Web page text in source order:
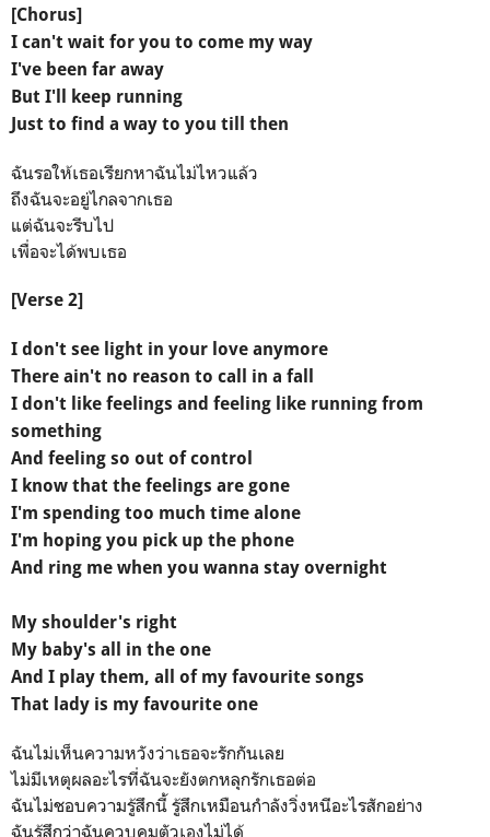
[Chorus]
I can't wait for you to come my way
I've been far away
But I'll keep running
Just to find a way to you till then
ฉันรอให้เธอเรียกหาฉันไม่ไหวแล้ว
ถึงฉันจะอยู่ไกลจากเธอ
แต่ฉันจะรีบไป
เพื่อจะได้พบเธอ
[Verse 2]
I don't see light in your love anymore
There ain't no reason to call in a fall
I don't like feelings and feeling like running from
something
And feeling so out of control
I know that the feelings are gone
I'm spending too much time alone
I'm hoping you pick up the phone
And ring me when you wanna stay overnight
My shoulder's right
My baby's all in the one
And I play them, all of my favourite songs
That lady is my favourite one
ฉันไม่เห็นความหวังว่าเธอจะรักกันเลย
ไม่มีเหตุผลอะไรที่ฉันจะยังตกหลุกรักเธอต่อ
ฉันไม่ชอบความรู้สึกนี้ รู้สึกเหมือนกำลังวิ่งหนีอะไรสักอย่าง
ฉันรู้สึกว่าฉันควบคุมตัวเองไม่ได้